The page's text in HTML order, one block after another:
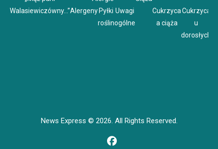
Walasiewiczówny…”AlergenyPyłki
roślin
Uwagi
ogólne
Cukrzyca
a ciąża
Cukrzyca
u
dorosłych
News Express © 2026. All Rights Reserved.